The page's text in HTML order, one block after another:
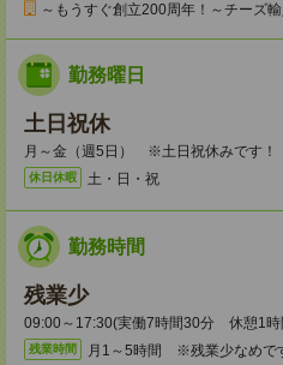
～もうすぐ創立200周年！～チーズ
勤務曜日
土日祝休
月～金（週5日） ※土日祝休みです！
休日休暇 土・日・祝
勤務時間
残業少
09:00～17:30(実働7時間30分 休憩1時
残業時間 月1～5時間 ※残業少なめで